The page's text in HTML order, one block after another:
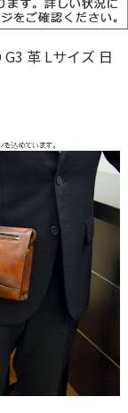
革 Lサイズ 日